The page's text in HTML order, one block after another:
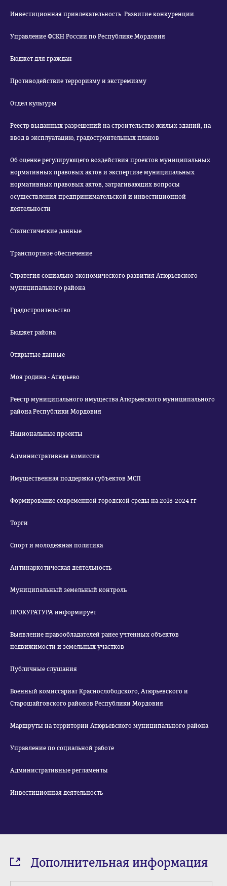
Инвестиционная привлекательность. Развитие конкуренции.
Управление ФСКН России по Республике Мордовия
Бюджет для граждан
Противодействие терроризму и экстремизму
Отдел культуры
Реестр выданных разрешений на строительство жилых зданий, на
ввод в эксплуатацию, градостроительных планов
Об оценке регулирующего воздействия проектов муниципальных
нормативных правовых актов и экспертизе муниципальных
нормативных правовых актов, затрагивающих вопросы
осуществления предпринимательской и инвестиционной
деятельности
Статистические данные
Транспортное обеспечение
Стратегия социально-экономического развития Атюрьевского
муниципального района
Градостроительство
Бюджет района
Открытые данные
Моя родина - Атюрьево
Реестр муниципального имущества Атюрьевского муниципального
района Республики Мордовия
Национальные проекты
Административная комиссия
Имущественная поддержка субъектов МСП
Формирование современной городской среды на 2018-2024 гг
Торги
Спорт и молодежная политика
Антинаркотическая деятельность
Муниципальный земельный контроль
ПРОКУРАТУРА информирует
Выявление правообладателей ранее учтенных объектов
недвижимости и земельных участков
Публичные слушания
Военный комиссариат Краснослободского, Атюрьевского и
Старошайговского районов Республики Мордовия
Маршруты на территории Атюрьевского муниципального района
Управление по социальной работе
Административные регламенты
Инвестиционная деятельность
Дополнительная информация